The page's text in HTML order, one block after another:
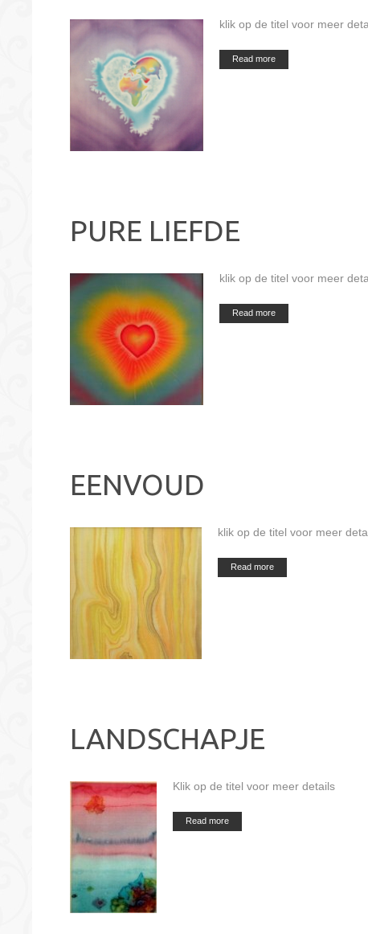
klik op de titel voor meer
Read more
PURE LIEFDE
klik op de titel voor meer
Read more
EENVOUD
klik op de titel voor meer
Read more
LANDSCHAPJE
Klik op de titel voor meer details
Read more